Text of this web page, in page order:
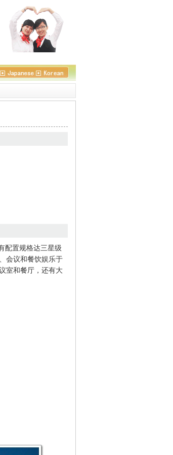
配置规格达三星级
会议和餐饮娱乐于
室和餐厅，还有大